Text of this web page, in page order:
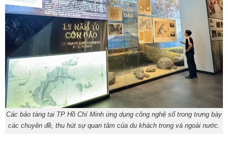
Các bảo tàng tại TP Hồ Chí Minh ứng dụng công nghệ số trong trưng bày
các chuyên đề, thu hút sự quan tâm của du khách trong và ngoài nước.